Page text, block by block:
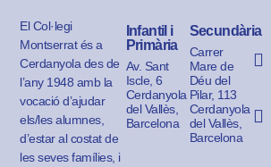
El Col·legi
Montserrat és a
Cerdanyola des de
l’any 1948 amb la
vocació d’ajudar
els/les alumnes,
d’estar al costat de
les seves famílies, i
Infantil i
Primària
Av. Sant
Iscle, 6
Cerdanyola
del Vallès,
Barcelona
Secundària
Carrer
Mare de
Déu del
Pilar, 113
Cerdanyola
del Vallès,
Barcelona